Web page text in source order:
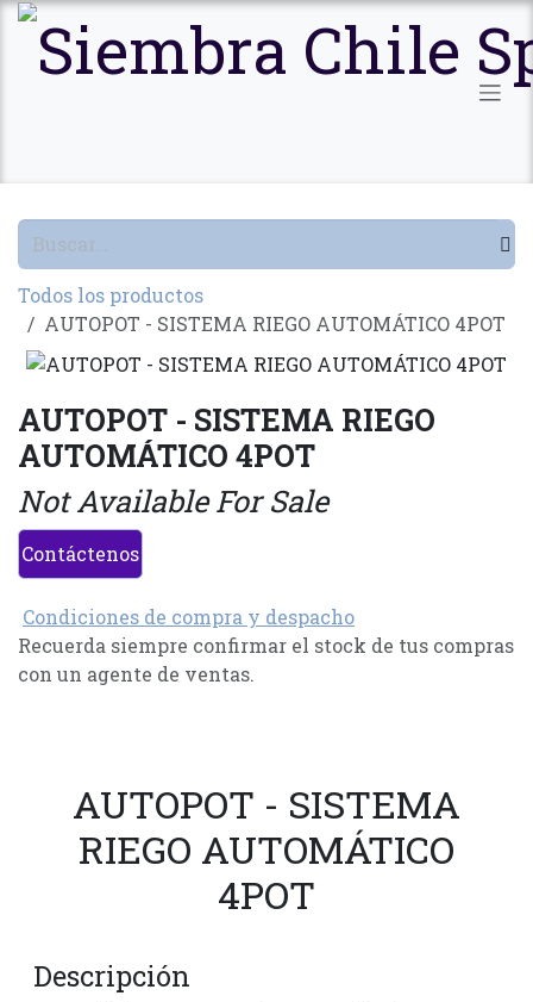
Ir al contenido
Todos los productos
AUTOPOT - SISTEMA RIEGO AUTOMÁTICO 4POT
AUTOPOT - SISTEMA RIEGO
AUTOMÁTICO 4POT
Not Available For Sale
Contáctenos
Condiciones de compra y despacho
Recuerda siempre confirmar el stock de tus compras
con un agente de ventas.
AUTOPOT - SISTEMA
RIEGO AUTOMÁTICO
4POT
Descripción